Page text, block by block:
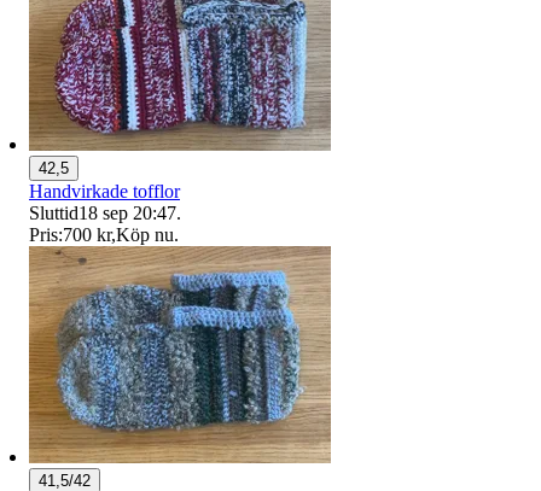
42,5
Handvirkade tofflor
Sluttid18 sep 20:47.
Pris:700 kr,Köp nu.
41,5/42